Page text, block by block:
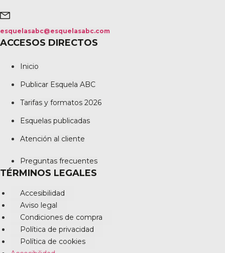
esquelasabc@esquelasabc.com
ACCESOS DIRECTOS
Inicio
Publicar Esquela ABC
Tarifas y formatos 2026
Esquelas publicadas
Atención al cliente
Preguntas frecuentes
TÉRMINOS LEGALES
Accesibilidad
Aviso legal
Condiciones de compra
Política de privacidad
Política de cookies